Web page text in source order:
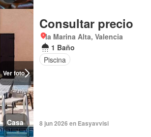
Ver foto
Casa
Consultar precio
la Marina Alta, Valencia
1 Baño
Piscina
8 jun 2026 en Easyavvisi